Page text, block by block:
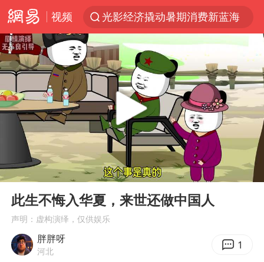
视频
光影经济撬动暑期消费新蓝海
河南重大刑案嫌犯夏某钢落网
国乒女单三将晋级四强
选专业别因“热门”窄化“热爱”
三警齐发！多地10级以上雷暴大风
情侣平潭拍日出坠崖1死1伤
日本发布排名：“中国第一，美日德韩英法居后”
茅台部分直营店飞天茅台提价
大V：马科斯把路走绝了
白海豚将正面袭击贯穿浙江
宇树王兴兴被问了360多个问题
Play
00:00 02:48
此生不悔入华夏，来世还做中国人
声明：虚构演绎，仅供娱乐
胖胖呀
河北 1